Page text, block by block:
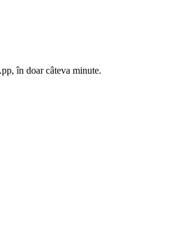
în doar câteva minute.